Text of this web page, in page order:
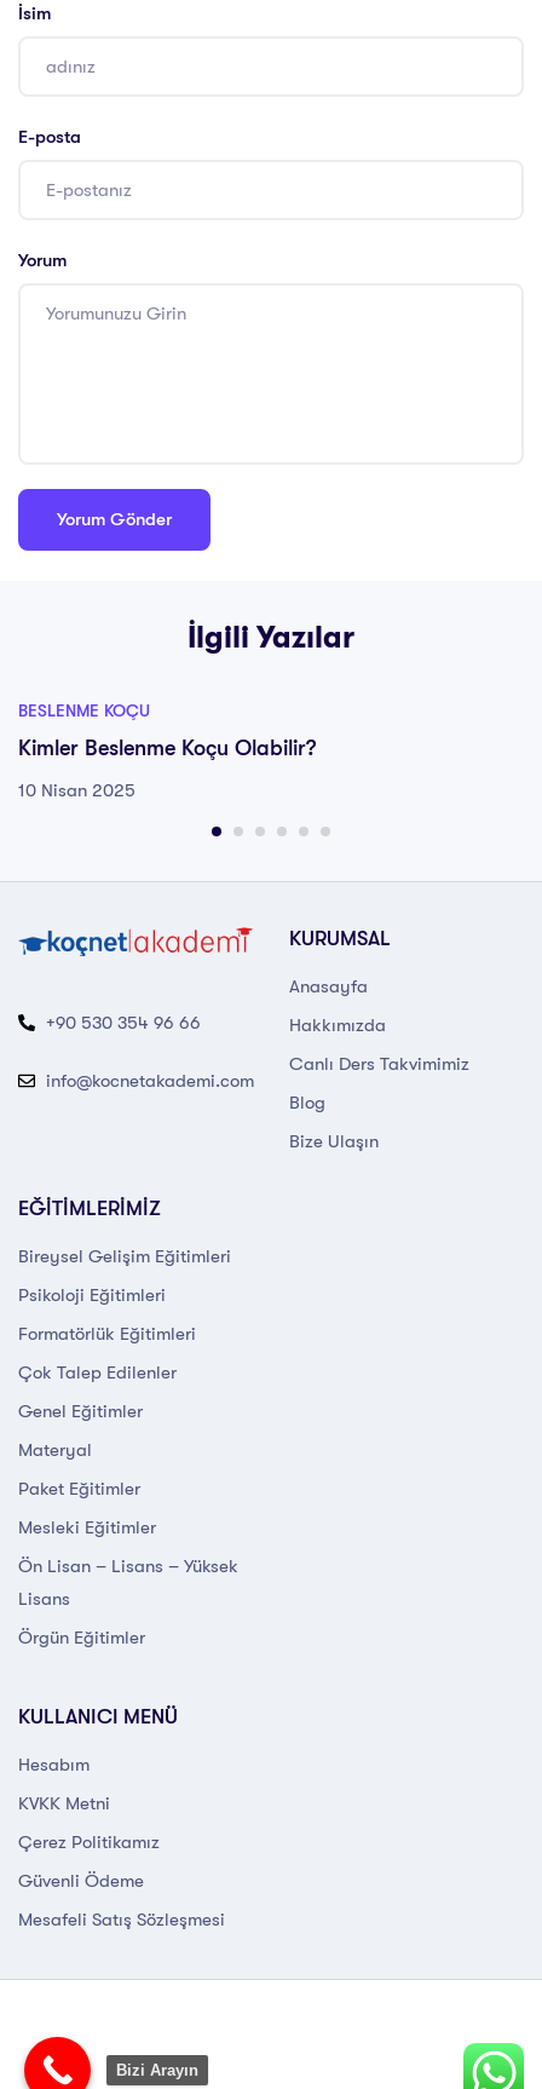
İsim
E-posta
Yorum
İlgili Yazılar
BESLENME KOÇU
Kimler Beslenme Koçu Olabilir?
10 Nisan 2025
+90 530 354 96 66
info@kocnetakademi.com
KURUMSAL
Anasayfa
Hakkımızda
Canlı Ders Takvimimiz
Blog
Bize Ulaşın
EĞİTİMLERİMİZ
Bireysel Gelişim Eğitimleri
Psikoloji Eğitimleri
Formatörlük Eğitimleri
Çok Talep Edilenler
Genel Eğitimler
Materyal
Paket Eğitimler
Mesleki Eğitimler
Ön Lisan – Lisans – Yüksek
Lisans
Örgün Eğitimler
KULLANICI MENÜ
Hesabım
KVKK Metni
Çerez Politikamız
Güvenli Ödeme
Mesafeli Satış Sözleşmesi
Bizi Arayın